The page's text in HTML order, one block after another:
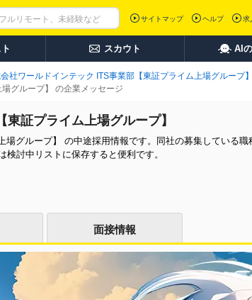
サイトマップ ヘルプ 求
スカウト AI
社ワールドインテック ITS事業部【東証プライム上場グループ】
グループ】 の企業メッセージ
証プライム上場グループ】
グループ】 の中途採用情報です。同社の募集している職
討中リストに保存すると便利です。
面接情報